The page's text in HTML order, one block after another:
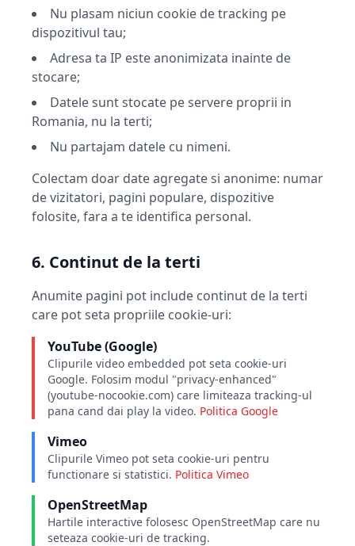
Nu plasam niciun cookie de tracking pe
dispozitivul tau;
Adresa ta IP este anonimizata inainte de
stocare;
Datele sunt stocate pe servere proprii in
Romania, nu la terti;
Nu partajam datele cu nimeni.
Colectam doar date agregate si anonime: numar
de vizitatori, pagini populare, dispozitive
folosite, fara a te identifica personal.
6. Continut de la terti
Anumite pagini pot include continut de la terti
care pot seta propriile cookie-uri:
YouTube (Google)
Clipurile video embedded pot seta cookie-uri
Google. Folosim modul "privacy-enhanced"
(youtube-nocookie.com) care limiteaza tracking-ul
pana cand dai play la video. Politica Google
Vimeo
Clipurile Vimeo pot seta cookie-uri pentru
functionare si statistici. Politica Vimeo
OpenStreetMap
Hartile interactive folosesc OpenStreetMap care nu
seteaza cookie-uri de tracking.